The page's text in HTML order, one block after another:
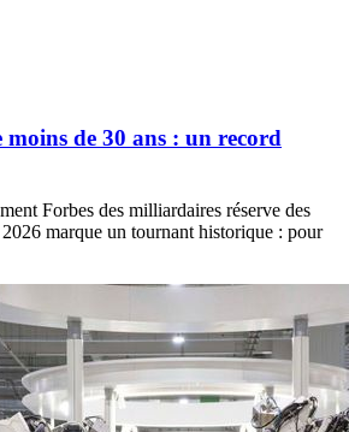
de 30 ans : un record
Forbes des milliardaires réserve des
marque un tournant historique : pour